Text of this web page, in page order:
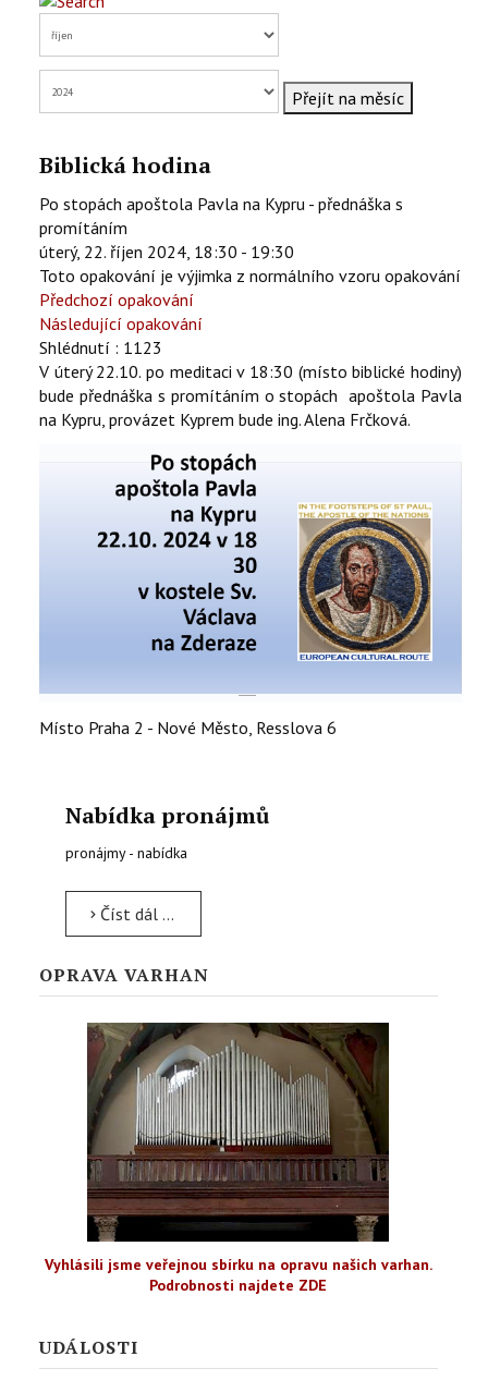
KONTAKTY
EN
Přejít na měsíc
Biblická hodina
Po stopách apoštola Pavla na Kypru - přednáška s
promítáním
úterý, 22. říjen 2024, 18:30 - 19:30
Toto opakování je výjimka z normálního vzoru opakování
Předchozí opakování
Následující opakování
Shlédnutí : 1123
V úterý 22.10. po meditaci v 18:30 (místo biblické hodiny)
bude přednáška s promítáním o stopách apoštola Pavla
na Kypru, provázet Kyprem bude ing. Alena Frčková.
Místo Praha 2 - Nové Město, Resslova 6
Nabídka pronájmů
pronájmy - nabídka
Číst dál …
OPRAVA VARHAN
Vyhlásili jsme veřejnou sbírku na opravu našich varhan.
Podrobnosti najdete ZDE
UDÁLOSTI